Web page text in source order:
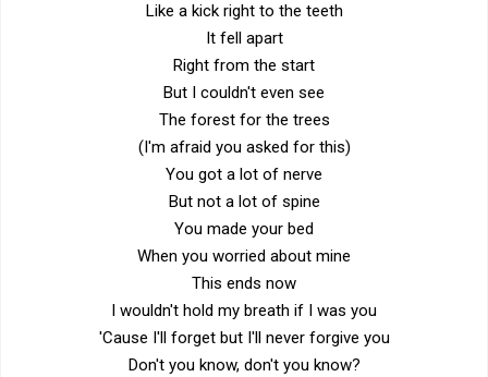
Like a kick right to the teeth
It fell apart
Right from the start
But I couldn't even see
The forest for the trees
(I'm afraid you asked for this)
You got a lot of nerve
But not a lot of spine
You made your bed
When you worried about mine
This ends now
I wouldn't hold my breath if I was you
'Cause I'll forget but I'll never forgive you
Don't you know, don't you know?